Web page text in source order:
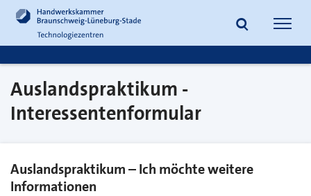
zum
Inhalt
springen
Fußzeile
springen
Suche
Auslandspraktikum -
Interessentenformular
Auslandspraktikum – Ich möchte weitere
Informationen